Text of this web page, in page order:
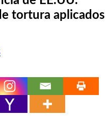
tortura aplicados